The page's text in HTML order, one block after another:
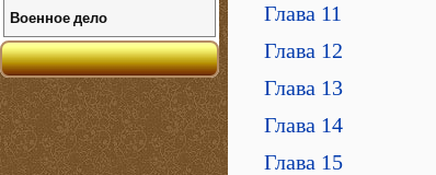
Глава 11
Глава 12
Глава 13
Глава 14
Глава 15
Военное дело